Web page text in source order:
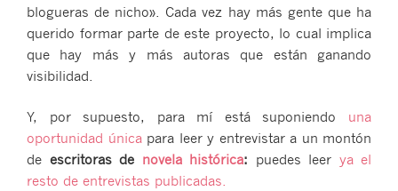
blogueras de nicho». Cada vez hay más gente que ha
querido formar parte de este proyecto, lo cual implica
que hay más y más autoras que están ganando
visibilidad.
Y, por supuesto, para mí está suponiendo una
oportunidad únicapara leer y entrevistar a un montón
de escritoras de novela histórica: puedes leer ya el
resto de entrevistas publicadas.